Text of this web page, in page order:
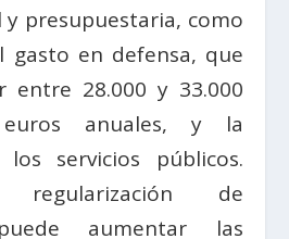
y presupuestaria, como
gasto en defensa, que
entre 28.000 y 33.000
anuales, y la
servicios públicos.
de
aumentar las